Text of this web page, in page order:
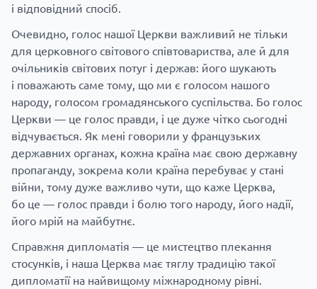
і відповідний спосіб.
Очевидно, голос нашої Церкви важливий не тільки
для церковного світового співтовариства, але й для
очільників світових потуг і держав: його шукають
і поважають саме тому, що ми є голосом нашого
народу, голосом громадянського суспільства. Бо голос
Церкви — це голос правди, і це дуже чітко сьогодні
відчувається. Як мені говорили у французьких
державних органах, кожна країна має свою державну
пропаганду, зокрема коли країна перебуває у стані
війни, тому дуже важливо чути, що каже Церква,
бо це — голос правди і болю того народу, його надії,
його мрій на майбутнє.
Справжня дипломатія — це мистецтво плекання
стосунків, і наша Церква має тяглу традицію такої
дипломатії на найвищому міжнародному рівні.